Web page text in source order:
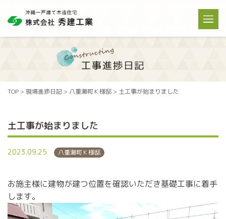
TOP > 現場進捗日記 > 八重瀬町Ｋ様邸 > 土工事が始まりました
土工事が始まりました
2023.09.25 八重瀬町Ｋ様邸
お施主様に建物が建つ位置を確認いただき基礎工事に着手
します。